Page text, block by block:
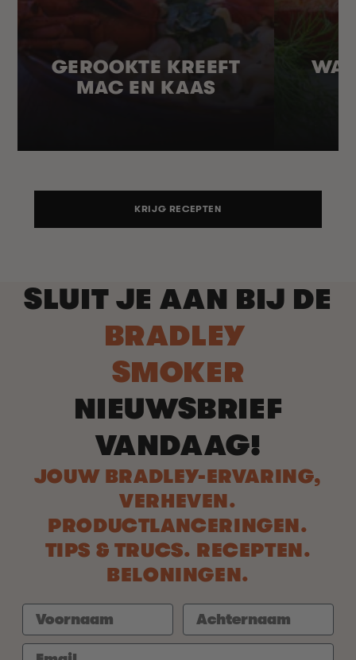
GEROOKTE KREEFT
MAC EN KAAS
KRIJG RECEPTEN
SLUIT JE AAN BIJ DE
BRADLEY
SMOKER
NIEUWSBRIEF
VANDAAG!
JOUW BRADLEY-ERVARING,
VERHEVEN.
PRODUCTLANCERINGEN.
TIPS & TRUCS. RECEPTEN.
BELONINGEN.